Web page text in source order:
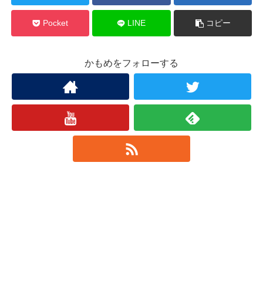
Pocket LINE コピー
かもめをフォローする